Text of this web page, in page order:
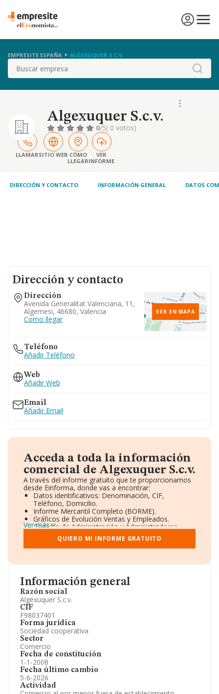
EMPRESITE ESPAÑA ALGEXUQUER S.C.V.
Buscar
Algexuquer S.c.v.
0/5( 0 votos)
LLAMARSITIO WEB CÓMO
LLEGAR
VER
INFORME
DIRECCIÓN Y CONTACTO INFORMACIÓN GENERAL DATOS
Información general
Razón social
Algexuquer S.c.v.
CIF
F98037401
Forma jurídica
Sociedad cooperativa
Sector
Comercio
Fecha de constitución
1-1-2008
Fecha último cambio
5-6-2026
Actividad
Dirección y contacto
Dirección
Avenida Generalitat Valenciana, 11,
Algemesi, 46680, Valencia
Como llegar
VER EN MAPA
Teléfono
Añadir Teléfono
Web
Añadir Web
Email
Añadir Email
Acceda a toda la información
comercial de Algexuquer S.c.v.
A través del informe gratuito que te proporcionamos
desde Einforma, donde vas a encontrar:
Datos identificativos: Denominación, CIF,
Teléfono, Domicilio.
Informe Mercantil Completo (BORME).
Gráficos de Evolución Ventas y Empleados.
Consejo de Administración y Administradores.
Directivos y Ejecutivos.
Accionistas.
Participaciones y Vinculaciones en otras empresas.
Información oficial y registral complementaria.
Ver más
QUIERO MI INFORME GRATUITO